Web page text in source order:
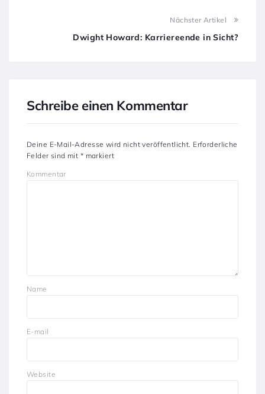
Nächster Artikel
Dwight Howard: Karriereende in Sicht?
Schreibe einen Kommentar
Deine E-Mail-Adresse wird nicht veröffentlicht. Erforderliche
Felder sind mit * markiert
Kommentar
Name
E-mail
Website